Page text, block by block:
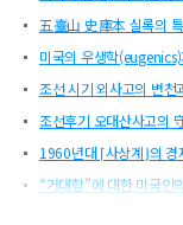
五臺山 史庫本 실록의
미국의 우생학
조선 시기 외사고의 변천
조선후기 오대산사고의
1960년대 ⌈사상계⌋의
“거대함”에 대한 미국인